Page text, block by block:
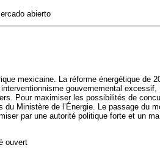
abierto
mexicaine. La réforme énergétique de
gouvernemental
Pour maximiser les possibilités de
Ministère de l’Énergie. Le passage du
par une autorité politique forte et un
ouvert